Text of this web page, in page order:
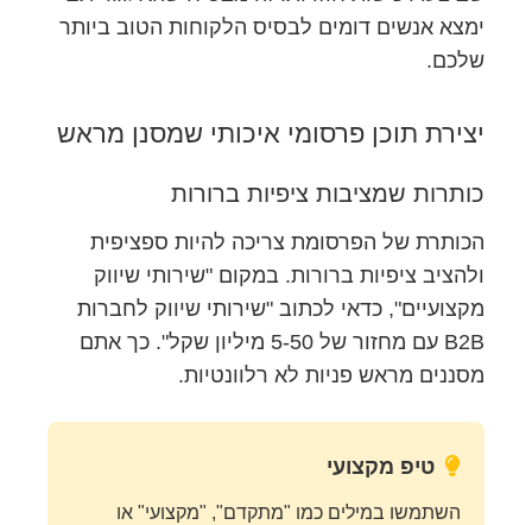
ימצא אנשים דומים לבסיס הלקוחות הטוב ביותר
שלכם.
יצירת תוכן פרסומי איכותי שמסנן מראש
כותרות שמציבות ציפיות ברורות
הכותרת של הפרסומת צריכה להיות ספציפית
ולהציב ציפיות ברורות. במקום "שירותי שיווק
מקצועיים", כדאי לכתוב "שירותי שיווק לחברות
B2B עם מחזור של 5-50 מיליון שקל". כך אתם
מסננים מראש פניות לא רלוונטיות.
טיפ מקצועי
השתמשו במילים כמו "מתקדם", "מקצועי" או